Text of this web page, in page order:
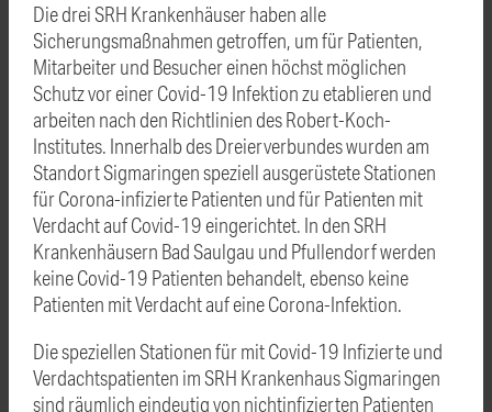
Die drei SRH Krankenhäuser haben alle
Sicherungsmaßnahmen getroffen, um für Patienten,
Mitarbeiter und Besucher einen höchst möglichen
Schutz vor einer Covid-19 Infektion zu etablieren und
arbeiten nach den Richtlinien des Robert-Koch-
Institutes. Innerhalb des Dreierverbundes wurden am
Standort Sigmaringen speziell ausgerüstete Stationen
für Corona-infizierte Patienten und für Patienten mit
Verdacht auf Covid-19 eingerichtet. In den SRH
Krankenhäusern Bad Saulgau und Pfullendorf werden
keine Covid-19 Patienten behandelt, ebenso keine
Patienten mit Verdacht auf eine Corona-Infektion.
Die speziellen Stationen für mit Covid-19 Infizierte und
Verdachtspatienten im SRH Krankenhaus Sigmaringen
sind räumlich eindeutig von nichtinfizierten Patienten